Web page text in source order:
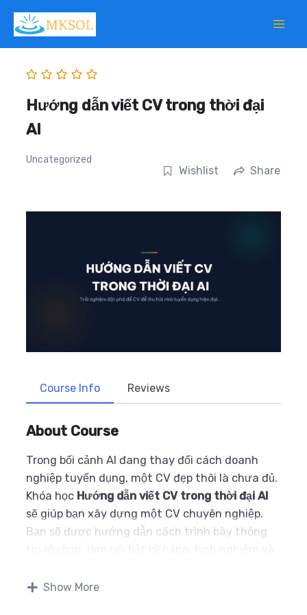
Skip
content
Hướng dẫn viết CV trong thời đại
AI
Uncategorized
Wishlist Share
Course Info Reviews
About Course
Trong bối cảnh AI đang thay đổi cách doanh
nghiệp tuyển dụng, một CV đẹp thôi là chưa đủ.
Khóa học Hướng dẫn viết CV trong thời đại AI
sẽ giúp bạn xây dựng một CV chuyên nghiệp.
Bạn sẽ được hướng dẫn cách trình bày thông
nghiệp hiện nay.
Show More